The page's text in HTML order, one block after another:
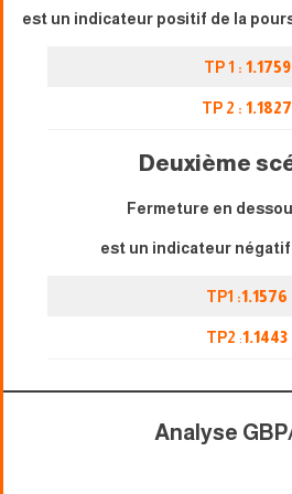
est un indicateur positif de la
TP 1 : 1.1759
TP 2 : 1.1827
Deuxième
Fermeture en
est un indicateur
TP1 :1.1576
TP2 :1.1443
Analyse